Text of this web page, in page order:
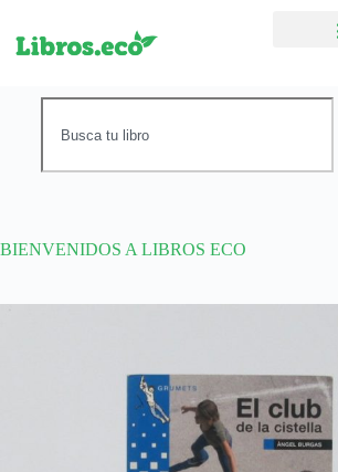
BIENVENIDOS A LIBROS ECO